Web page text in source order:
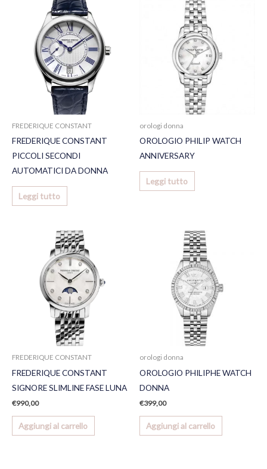
FREDERIQUE CONSTANT
FREDERIQUE CONSTANT
PICCOLI SECONDI
AUTOMATICI DA DONNA
Leggi tutto
orologi donna
OROLOGIO PHILIP WATCH
ANNIVERSARY
Leggi tutto
FREDERIQUE CONSTANT
FREDERIQUE CONSTANT
SIGNORE SLIMLINE FASE LUNA
€990,00
Aggiungi al carrello
orologi donna
OROLOGIO PHILIPHE WATCH
DONNA
€399,00
Aggiungi al carrello